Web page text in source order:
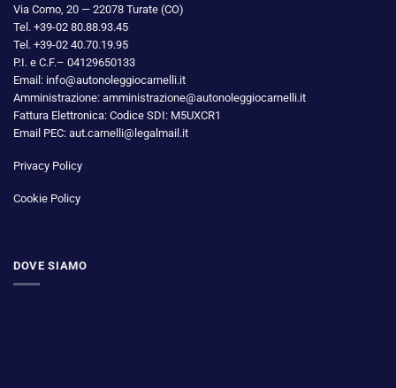
Via Como, 20 — 22078 Turate (CO)
Tel. +39-02 80.88.93.45
Tel. +39-02 40.70.19.95
P.I. e C.F.– 04129650133
Email: info@autonoleggiocarnelli.it
Amministrazione: amministrazione@autonoleggiocarnelli.it
Fattura Elettronica: Codice SDI: M5UXCR1
Email PEC: aut.carnelli@legalmail.it
Privacy Policy
Cookie Policy
DOVE SIAMO